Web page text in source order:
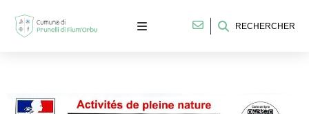
RECHERCHER